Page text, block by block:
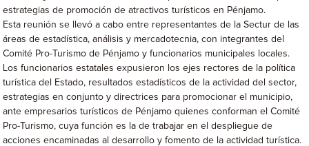
estrategias de promoción de atractivos turísticos en Pénjamo.
Esta reunión se llevó a cabo entre representantes de la Sectur de las
áreas de estadística, análisis y mercadotecnia, con integrantes del
Comité Pro-Turismo de Pénjamo y funcionarios municipales locales.
Los funcionarios estatales expusieron los ejes rectores de la política
turística del Estado, resultados estadísticos de la actividad del sector,
estrategias en conjunto y directrices para promocionar el municipio,
ante empresarios turísticos de Pénjamo quienes conforman el Comité
Pro-Turismo, cuya función es la de trabajar en el despliegue de
acciones encaminadas al desarrollo y fomento de la actividad turística.